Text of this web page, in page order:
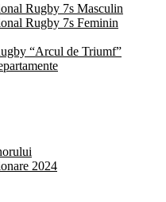
Rugby 7s Masculin
Rugby 7s Feminin
“Arcul de Triumf”
2024